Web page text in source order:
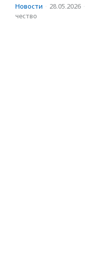
Новости · 28.05.2026 ·
чест­во